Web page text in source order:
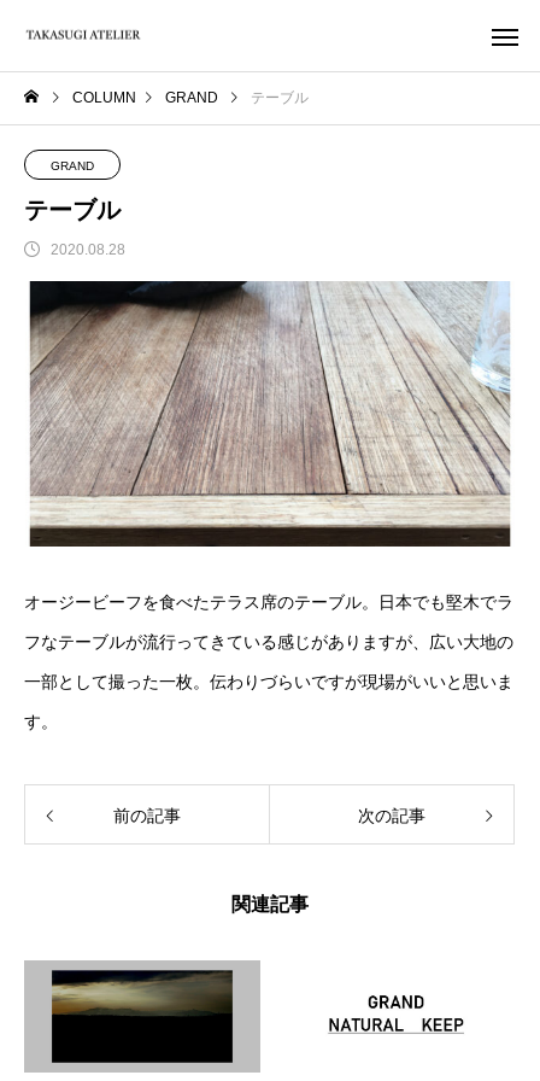
COLUMN GRAND テーブル
GRAND
テーブル
2020.08.28
オージービーフを食べたテラス席のテーブル。日本でも堅木でラ
フなテーブルが流行ってきている感じがありますが、広い大地の
一部として撮った一枚。伝わりづらいですが現場がいいと思いま
す。
前の記事 次の記事
関連記事